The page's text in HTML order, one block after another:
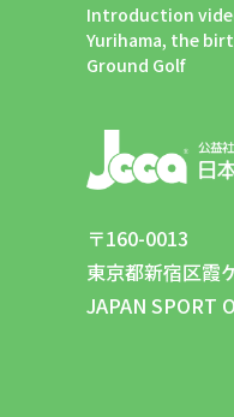
Introduction
Yurihama, the
Ground Golf
〒160-0013
東京都新宿区霞
JAPAN SPORT